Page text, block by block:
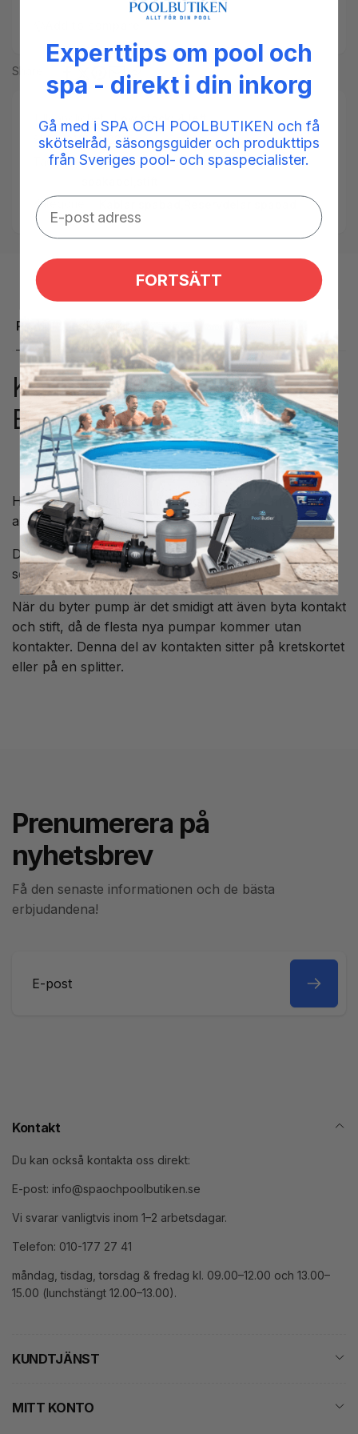
Share
Tillgänglighet: Low stock: 4 left
SKU: 010110-03
Taggar: amp,balboa,Kontakt,spabadspump,
Kategorier:
Produktbeskrivning
Kontakt AMP 4 stift hona
Balboa
Hondelen av kontakt för Balboa kretskort med AMP
anslutning.
Det finns plats för 4 stift i denna kontakt (stift köps
separat)
När du byter pump är det smidigt att även byta kontakt
och stift, då de flesta nya pumpar kommer utan
kontakter. Denna del av kontakten sitter på kretskortet
eller på en splitter.
Prenumerera på
nyhetsbrev
Få den senaste informationen och de bästa
erbjudandena!
Kontakt
Du kan också kontakta oss direkt:
E-post: info@spaochpoolbutiken.se
Vi svarar vanligtvis inom 1–2 arbetsdagar.
Telefon: 010-177 27 41
måndag, tisdag, torsdag & fredag kl. 09.00–12.00 och 13.00–
15.00 (lunchstängt 12.00–13.00).
KUNDTJÄNST
MITT KONTO
Experttips om pool och
spa - direkt i din inkorg
Gå med i SPA OCH POOLBUTIKEN och få
skötselråd, säsongsguider och produkttips
från Sveriges pool- och spaspecialister.
FORTSÄTT